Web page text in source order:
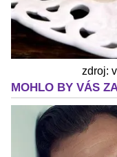
zdroj: